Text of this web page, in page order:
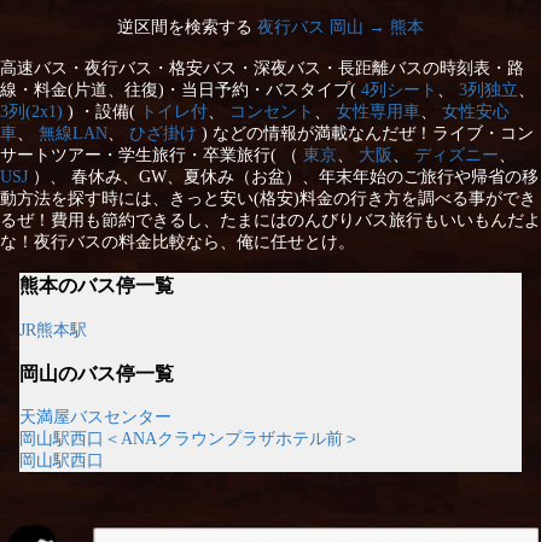
逆区間を検索する 夜行バス 岡山 → 熊本
高速バス・夜行バス・格安バス・深夜バス・長距離バスの時刻表・路
線・料金(片道、往復)・当日予約・バスタイプ( 4列シート 3列独立
3列(2x1) ) ・設備( トイレ付 コンセント 女性専用車
女性安心
車
無線LAN ひざ掛け ) などの情報が満載なんだぜ！ライブ・コン
サートツアー・学生旅行・卒業旅行( （ 東京 大阪 ディズニー
USJ ）、 春休み、GW、夏休み（お盆）、年末年始のご旅行や帰省の移
動方法を探す時には、きっと安い(格安)料金の行き方を調べる事ができ
るぜ！費用も節約できるし、たまにはのんびりバス旅行もいいもんだよ
な！夜行バスの料金比較なら、俺に任せとけ。
熊本のバス停一覧
JR熊本駅
岡山のバス停一覧
天満屋バスセンター
岡山駅西口＜ANAクラウンプラザホテル前＞
岡山駅西口